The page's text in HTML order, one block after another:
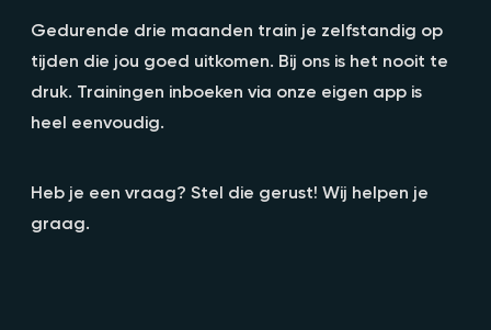
Gedurende drie maanden train je zelfstandig op
tijden die jou goed uitkomen. Bij ons is het nooit te
druk. Trainingen inboeken via onze eigen app is
heel eenvoudig.
Heb je een vraag? Stel die gerust! Wij helpen je
graag.